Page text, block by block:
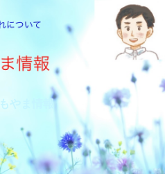
やま情報